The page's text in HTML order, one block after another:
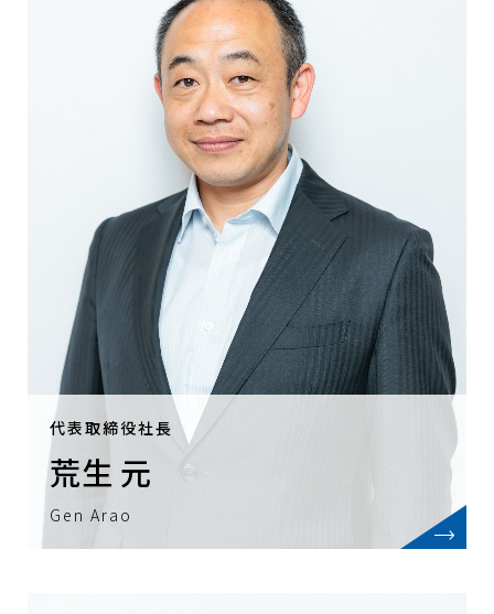
代表取締役社長
荒生 元
Gen Arao